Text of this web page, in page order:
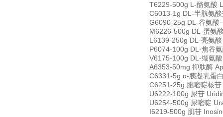
T6229-500g L-酪氨酸
C6013-1g DL-半胱氨
G6090-25g DL-谷氨酸
M6226-500g DL-蛋氨
L6139-250g DL-亮氨
P6074-100g DL-焦谷
V6175-100g DL-缬氨
A6353-50mg 抑肽酶
C6331-5g α-胰凝乳蛋
C6251-25g 胞嘧啶核
U6222-100g 尿苷
U6254-500g 尿嘧啶
I6219-500g 肌苷